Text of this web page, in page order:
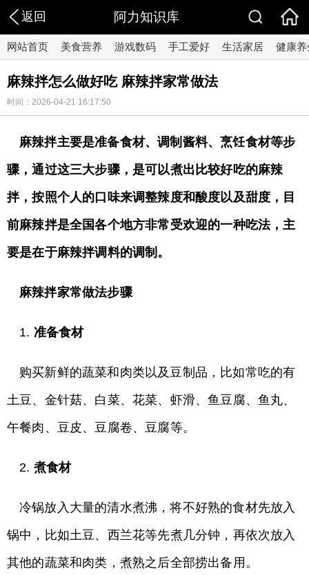
返回 阿力知识库
网站首页 美食营养 游戏数码 手工爱好 生活家居 健康养
麻辣拌怎么做好吃 麻辣拌家常做法
时间：2026-04-21 16:17:50
麻辣拌主要是准备食材、调制酱料、烹饪食材等步
骤，通过这三大步骤，是可以煮出比较好吃的麻辣
拌，按照个人的口味来调整辣度和酸度以及甜度，目
前麻辣拌是全国各个地方非常受欢迎的一种吃法，主
要是在于麻辣拌调料的调制。
麻辣拌家常做法步骤
1. 准备食材
购买新鲜的蔬菜和肉类以及豆制品，比如常吃的有
土豆、金针菇、白菜、花菜、虾滑、鱼豆腐、鱼丸、
午餐肉、豆皮、豆腐卷、豆腐等。
2. 煮食材
冷锅放入大量的清水煮沸，将不好熟的食材先放入
锅中，比如土豆、西兰花等先煮几分钟，再依次放入
其他的蔬菜和肉类，煮熟之后全部捞出备用。